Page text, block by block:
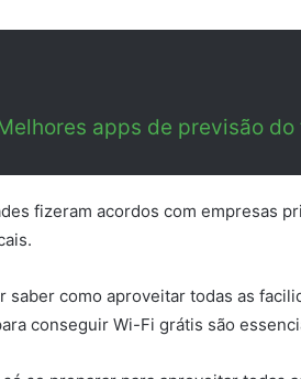
apps de previsão
fizeram acordos com empresas
saber como aproveitar todas as
conseguir Wi-Fi grátis são